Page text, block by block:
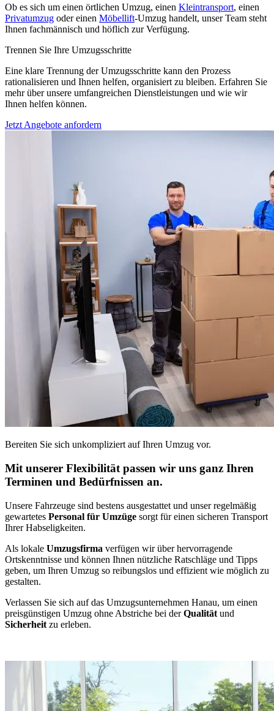
Ob es sich um einen örtlichen Umzug, einen Kleintransport, einen
Privatumzug oder einen Möbellift-Umzug handelt, unser Team steht
Ihnen fachmännisch und höflich zur Verfügung.
Trennen Sie Ihre Umzugsschritte
Eine klare Trennung der Umzugsschritte kann den Prozess
rationalisieren und Ihnen helfen, organisiert zu bleiben. Erfahren Sie
mehr über unsere umfangreichen Dienstleistungen und wie wir
Ihnen helfen können.
Jetzt Angebote anfordern
Bereiten Sie sich unkompliziert auf Ihren Umzug vor.
Mit unserer Flexibilität passen wir uns ganz Ihren
Terminen und Bedürfnissen an.
Unsere Fahrzeuge sind bestens ausgestattet und unser regelmäßig
gewartetes Personal für Umzüge sorgt für einen sicheren Transport
Ihrer Habseligkeiten.
Als lokale Umzugsfirma verfügen wir über hervorragende
Ortskenntnisse und können Ihnen nützliche Ratschläge und Tipps
geben, um Ihren Umzug so reibungslos und effizient wie möglich zu
gestalten.
Verlassen Sie sich auf das Umzugsunternehmen Hanau, um einen
preisgünstigen Umzug ohne Abstriche bei derQualität und
Sicherheit zu erleben.